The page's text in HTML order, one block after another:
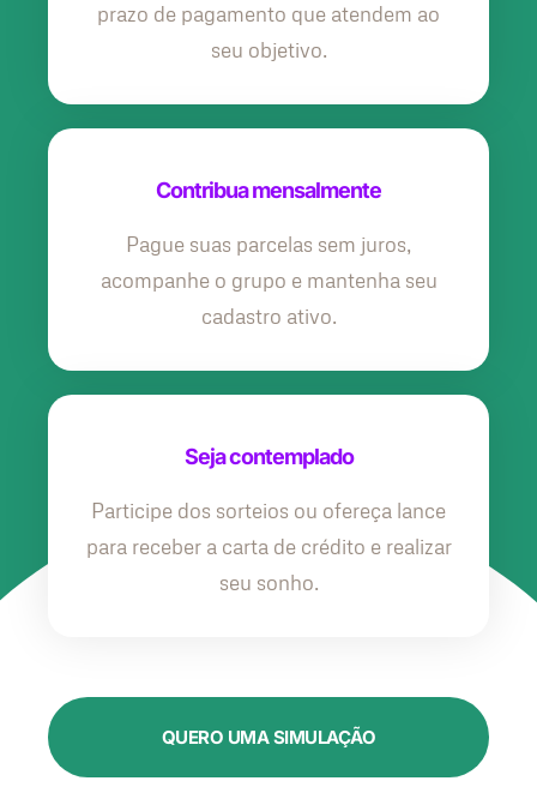
prazo de pagamento que atendem ao
seu objetivo.
Contribua mensalmente
Pague suas parcelas sem juros,
acompanhe o grupo e mantenha seu
cadastro ativo.
Seja contemplado
Participe dos sorteios ou ofereça lance
para receber a carta de crédito e realizar
seu sonho.
QUERO UMA SIMULAÇÃO